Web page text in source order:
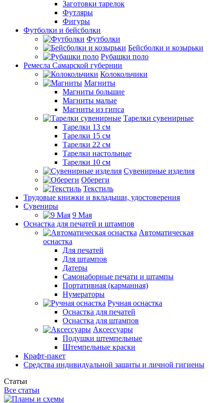
Заготовки тарелок
Футляры
Фигуры
Футболки и бейсболки
Футболки
Бейсболки и козырьки
Рубашки поло
Ремесла Самарской губернии
Колокольчики
Магниты
Магниты большие
Магниты малые
Магниты из гипса
Тарелки сувенирные
Тарелки 13 см
Тарелки 15 см
Тарелки 22 см
Тарелки настольные
Тарелки 10 см
Сувенирные изделия
Обереги
Текстиль
Трудовые книжки и вкладыши, удостоверения
Сувениры
9 Мая
Оснастка для печатей и штампов
Автоматическая
оснастка
Для печатей
Для штампов
Датеры
Самонаборные печати и штампы
Портативная (карманная)
Нумераторы
Ручная оснастка
Оснастка для печатей
Оснастка для штампов
Аксессуары
Подушки штемпельные
Штемпельные краски
Крафт-пакет
Средства индивидуальной защиты и личной гигиены
Статьи
Все статьи